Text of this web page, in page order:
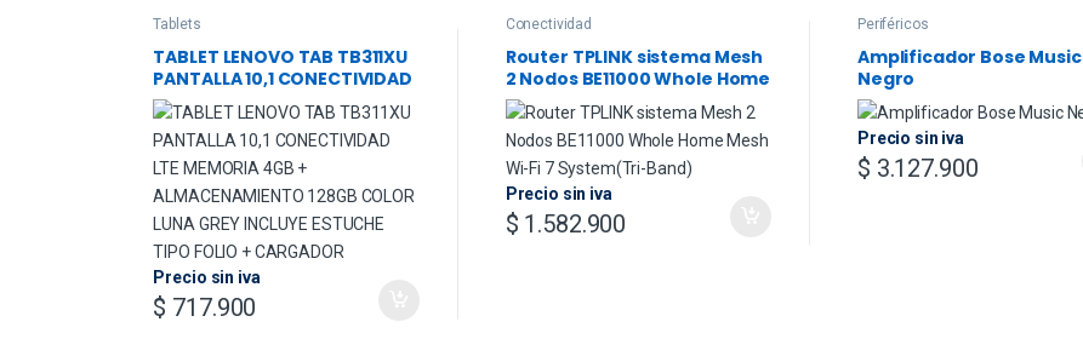
Tablets
TABLET LENOVO TAB TB311XU
PANTALLA 10,1 CONECTIVIDAD
LTE MEMORIA 4GB +
ALMACENAMIENTO 128GB
COLOR LUNA GREY INCLUYE
ESTUCHE TIPO FOLIO +
CARGADOR
Precio sin iva
$ 717.900
Conectividad
Router TPLINK sistema Mesh
2 Nodos BE11000 Whole Home
Mesh Wi-Fi 7 System(Tri-
Band)
Precio sin iva
$ 1.582.900
Periféricos
Amplificador Bose Music
Negro
Precio sin iva
$ 3.127.900